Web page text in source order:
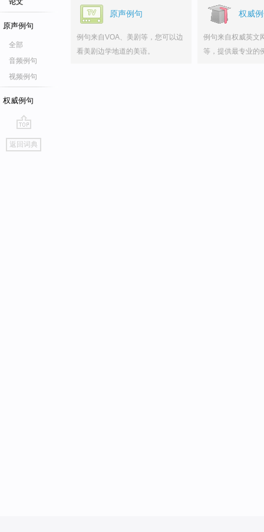
论文
原声例句
全部
音频例句
视频例句
权威例句
go
top
返回词典
原声例句
例句来自VOA、美剧等，您可以边
看美剧边学地道的美语。
权威
例句来自权威英文
等，提供最专业的